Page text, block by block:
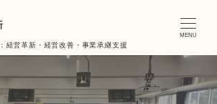
経営革新・経営改善・事業承継支援
MENU